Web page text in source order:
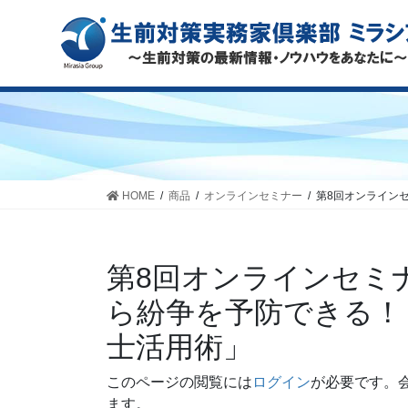
HOME 商品 オンラインセミナー 第8回オンライン
第8回オンラインセミ
ら紛争を予防できる
士活用術」
このページの閲覧には ログインが必要です。
ます。